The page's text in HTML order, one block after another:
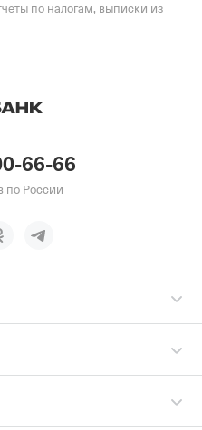
по налогам, выписки из
66-66
по России